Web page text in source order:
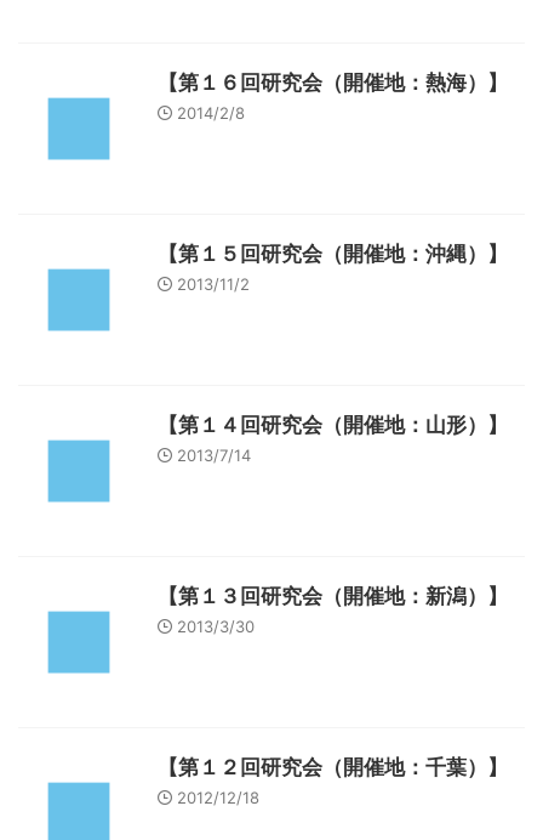
【第１６回研究会（開催地：熱海）】
2014/2/8
【第１５回研究会（開催地：沖縄）】
2013/11/2
【第１４回研究会（開催地：山形）】
2013/7/14
【第１３回研究会（開催地：新潟）】
2013/3/30
【第１２回研究会（開催地：千葉）】
2012/12/18